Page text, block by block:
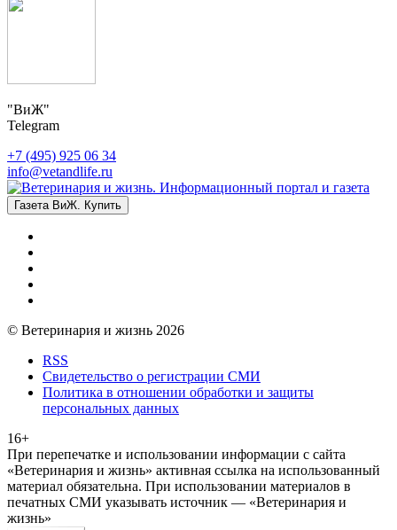
"ВиЖ"
Telegram
+7 (495) 925 06 34
info@vetandlife.ru
Газета ВиЖ. Купить
© Ветеринария и жизнь 2026
RSS
Свидетельство о регистрации СМИ
Политика в отношении обработки и защиты
персональных данных
16+
При перепечатке и использовании информации с сайта
«Ветеринария и жизнь» активная ссылка на использованный
материал обязательна. При использовании материалов в
печатных СМИ указывать источник — «Ветеринария и
жизнь»